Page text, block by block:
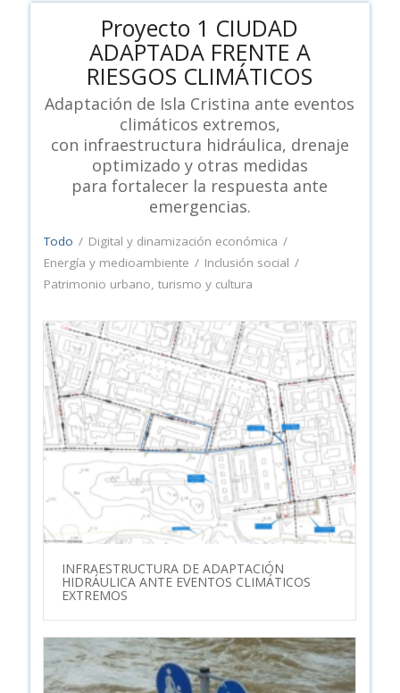
Proyecto 1 CIUDAD
ADAPTADA FRENTE A
RIESGOS CLIMÁTICOS
Adaptación de Isla Cristina ante eventos
climáticos extremos,
con infraestructura hidráulica, drenaje
optimizado y otras medidas
para fortalecer la respuesta ante
emergencias.
Todo / Digital y dinamización económica /
Energía y medioambiente / Inclusión social /
Patrimonio urbano, turismo y cultura
INFRAESTRUCTURA DE ADAPTACIÓN
HIDRÁULICA ANTE EVENTOS CLIMÁTICOS
EXTREMOS